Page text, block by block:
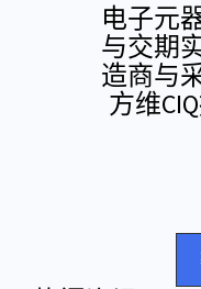
电子元
与交期
造商与
方维